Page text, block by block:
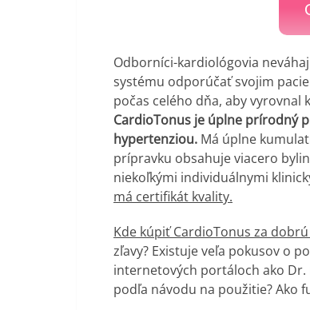
Odborníci-kardiológovia
systému odporúčať svojim
počas celého dňa, aby
CardioTonus je úplne prírodný
hypertenziou. Má úplne
prípravku obsahuje viacero
niekoľkými individuálnymi
má certifikát kvality.
Kde kúpiť CardioTonus za
zľavy? Existuje veľa pokusov o
internetových portáloch ako Dr.
podľa návodu na použitie? Ako